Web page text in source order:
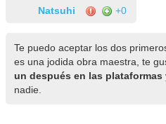
Natsuhi +0
Te puedo aceptar los dos
es una jodida obra maestra, te
un después en las plataformas
nadie.